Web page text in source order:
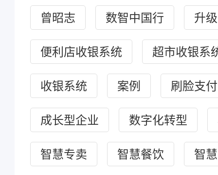
曾昭志 数智中国行 升
便利店收银系统 超市收银系
收银系统 案例 刷脸支付
成长型企业 数字化转型
智慧专卖 智慧餐饮 智